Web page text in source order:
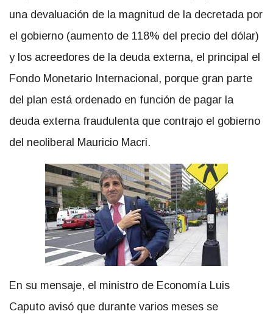
una devaluación de la magnitud de la decretada por
el gobierno (aumento de 118% del precio del dólar)
y los acreedores de la deuda externa, el principal el
Fondo Monetario Internacional, porque gran parte
del plan está ordenado en función de pagar la
deuda externa fraudulenta que contrajo el gobierno
del neoliberal Mauricio Macri.
En su mensaje, el ministro de Economía Luis
Caputo avisó que durante varios meses se